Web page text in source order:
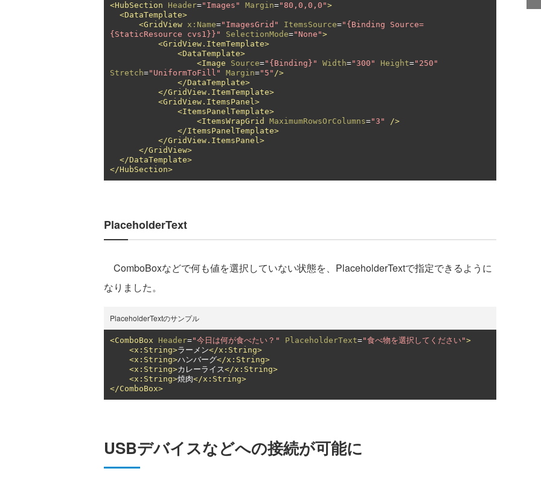
<HubSection Header="Images" Margin="80,0,0,0">
<DataTemplate>
<GridView x:Name="ImagesGrid" ItemsSource="{Binding Source=
{StaticResource cvs1}}"
SelectionMode="None">
<GridView.ItemTemplate>
<DataTemplate>
<Image
Source="{Binding}" Width="300" Height="250"
Stretch="UniformToFill" Margin="5" />
</DataTemplate>
</GridView.ItemTemplate>
<GridView.ItemsPanel>
<ItemsPanelTemplate>
<ItemsWrapGrid
MaximumRowsOrColumns="3"
/>
</ItemsPanelTemplate>
</GridView.ItemsPanel>
</GridView>
</DataTemplate>
</HubSection>
PlaceholderText
ComboBoxなどで何も値を選択していない状態を、PlaceholderTextで指定できるように
なりました。
PlaceholderTextのサンプル
<ComboBox Header="今日は何が食べたい？" PlaceholderText="食べ物を選択してください">
<x:String>ラーメン</x:String>
<x:String>ハンバーグ</x:String>
<x:String>カレーライス</x:String>
<x:String>焼肉</x:String>
</ComboBox>
USBデバイスなどへの接続が可能に